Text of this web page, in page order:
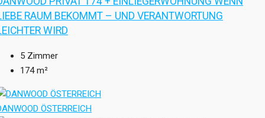
RAUM BEKOMMT – UND VERANTWORTUNG
WIRD
5 Zimmer
174 m²
ÖSTERREICH